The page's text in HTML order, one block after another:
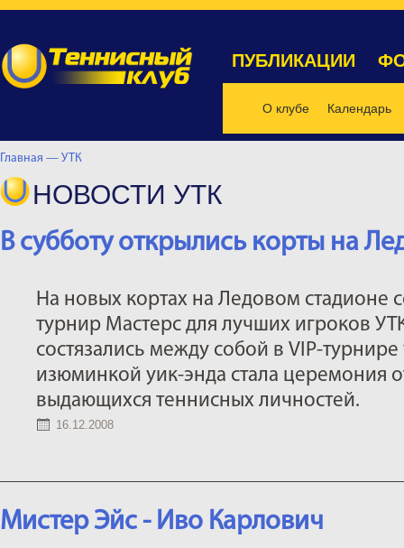
ПУБЛИКАЦИИ
О клубе Календарь
Главная — УТК
НОВОСТИ УТК
В субботу открылись корты на
На новых кортах на Ледовом стадионе
турнир Мастерс для лучших игроков
состязались между собой в VIP-
изюминкой уик-энда стала церемония
выдающихся теннисных личностей.
16.12.2008
Мистер Эйс - Иво Карлович